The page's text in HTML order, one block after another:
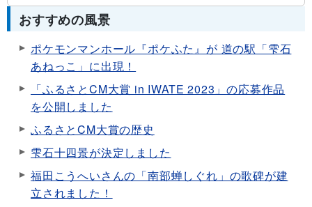
おすすめの風景
ポケモンマンホール『ポケふた』が 道の駅「雫石
あねっこ」に出現！
「ふるさとCM大賞 in IWATE 2023」の応募作品
を公開しました
ふるさとCM大賞の歴史
雫石十四景が決定しました
福田こうへいさんの「南部蝉しぐれ」の歌碑が建
立されました！